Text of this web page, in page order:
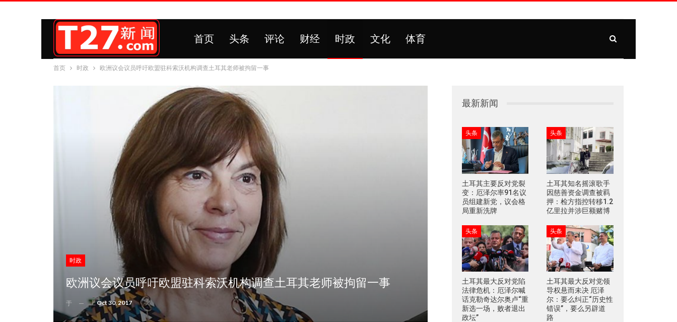
首页 头条 评论 财经 时政 文化 体育
首页 时政 欧洲议会议员呼吁欧盟驻科索沃机构调查土耳其老师被拘留一事
时政
欧洲议会议员呼吁欧盟驻科索沃机构调查土耳其老师被拘留一事
于 上Oct 30, 2017
最新新闻
头条
土耳其主要反对党裂
变：厄泽尔率91名议
员组建新党，议会格
局重新洗牌
头条
土耳其知名摇滚歌手
因慈善资金调查被羁
押：检方指控转移1.2
亿里拉并涉巨额赌博
头条
土耳其最大反对党陷
法律危机：厄泽尔喊
话克勒奇达尔奥卢“重
新选一场，败者退出
政坛”
头条
土耳其最大反对党领
导权悬而未决 厄泽
尔：要么纠正“历史性
错误”，要么另辟道
路